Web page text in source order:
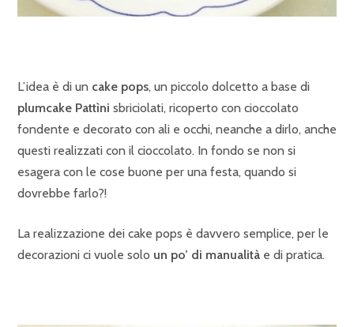
L’idea è di un cake pops, un piccolo dolcetto a base di
plumcake Pattìni sbriciolati, ricoperto con cioccolato
fondente e decorato con ali e occhi, neanche a dirlo, anche
questi realizzati con il cioccolato. In fondo se non si
esagera con le cose buone per una festa, quando si
dovrebbe farlo?!
La realizzazione dei cake pops è davvero semplice, per le
decorazioni ci vuole solo un po’ di manualità e di pratica.